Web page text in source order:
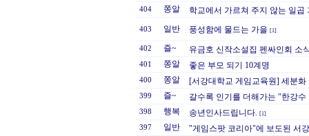
404 쫑알 학교에서 가르쳐 주지 않는 일곱
403 일반 풍성함에 물드는 가을 [1]
402 즐~ 유금호 신작소설집 펜싸인회 소
401 쫑알 좋은 부모 되기 10계명
400 쫑알 [서강대학교 게임교육원] 세분
399 즐~ 갈수록 인기를 더해가는 "한강
398 행복 송년인사드립니다. [1]
397 일반 "게임스팟 코리아"에 보도된 서